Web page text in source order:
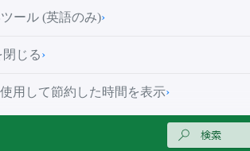
ール (英語のみ)›
閉じる›
用して節約した時間を表示›